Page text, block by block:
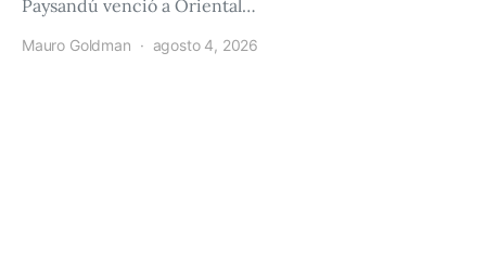
Paysandú venció a Oriental…
Mauro Goldman agosto 4, 2026